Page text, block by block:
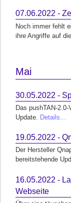
07.06.2022 -
Noch immer fehlt
ihre Angriffe auf
Mai
30.05.2022 -
Das pushTAN-
Update. Details...
19.05.2022 -
Der Hersteller
bereitstehende
16.05.2022 -
Webseite